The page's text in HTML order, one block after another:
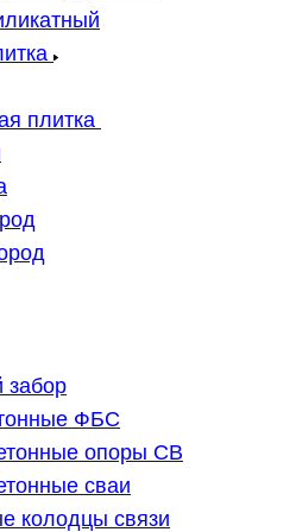
плитка
забор
ФБС
опоры СВ
сваи
колодцы связи